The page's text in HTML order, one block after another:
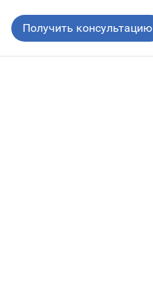
Получить консультацию